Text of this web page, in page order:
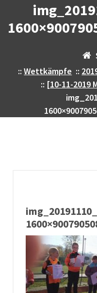
::Wettkämpfe ::
:: [10-11-2019